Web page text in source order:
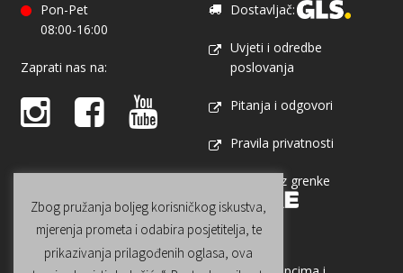
Pon-Pet
08:00-16:00
Zaprati nas na:
Dostavljač:
Uvjeti i odredbe
poslovanja
Pitanja i odgovori
Pravila privatnosti
Najam uz grenke
Zbog pružanja boljeg korisničkog iskustva,
mjerenja prometa i odabira posjetitelja, te
prikazivanja prilagođenih oglasa, ova